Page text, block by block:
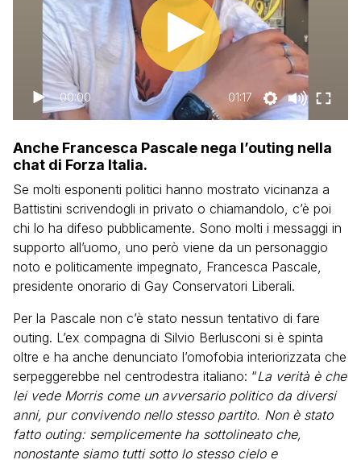
00:00 01:17
Anche Francesca Pascale nega l’outing nella
chat di Forza Italia.
Se molti esponenti politici hanno mostrato vicinanza a
Battistini scrivendogli in privato o chiamandolo, c’è poi
chi lo ha difeso pubblicamente. Sono molti i messaggi in
supporto all’uomo, uno però viene da un personaggio
noto e politicamente impegnato, Francesca Pascale,
presidente onorario di Gay Conservatori Liberali.
Per la Pascale non c’è stato nessun tentativo di fare
outing. L’ex compagna di Silvio Berlusconi si è spinta
oltre e ha anche denunciato l’omofobia interiorizzata che
serpeggerebbe nel centrodestra italiano: “La verità è che
lei vede Morris come un avversario politico da diversi
anni, pur convivendo nello stesso partito. Non è stato
fatto outing: semplicemente ha sottolineato che,
nonostante siamo tutti sotto lo stesso cielo e